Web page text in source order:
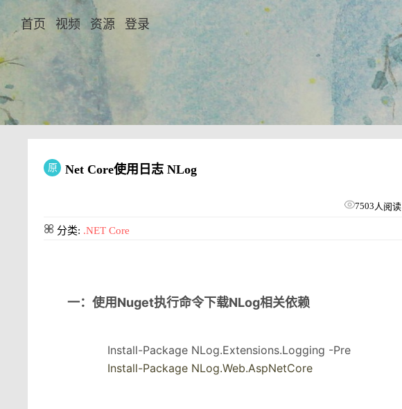
首页 视频 资源 登录
原 Net Core使用日志 NLog
7503人阅读
分类: .NET Core
一：使用Nuget执行命令下载NLog相关依赖
Install-Package NLog.Extensions.Logging -Pre
Install-Package NLog.Web.AspNetCore